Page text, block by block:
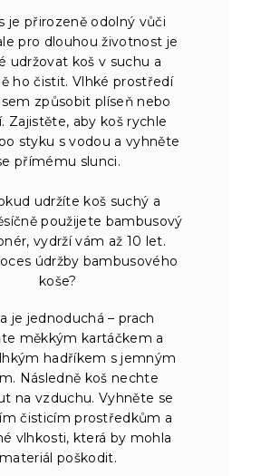
je přirozeně odolný vůči
pro dlouhou životnost je
udržovat koš v suchu a
ho čistit. Vlhké prostředí
způsobit plíseň nebo
Zajistěte, aby koš rychle
styku s vodou a vyhněte
přímému slunci.
udržíte koš suchý a
použijete bambusový
vydrží vám až 10 let.
údržby bambusového
koše?
je jednoduchá – prach
měkkým kartáčkem a
hadříkem s jemným
Následně koš nechte
na vzduchu. Vyhněte se
čisticím prostředkům a
vlhkosti, která by mohla
materiál poškodit.